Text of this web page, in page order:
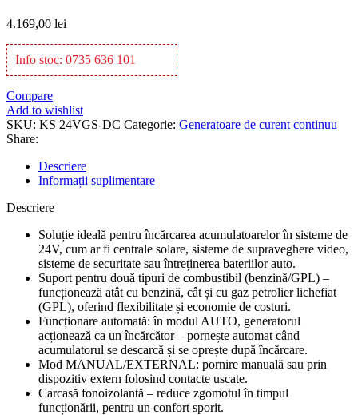
4.169,00 lei
Info stoc: 0735 636 101
Compare
Add to wishlist
SKU: KS 24VGS-DC Categorie: Generatoare de curent continuu
Share:
Descriere
Informații suplimentare
Descriere
Soluție ideală pentru încărcarea acumulatoarelor în sisteme de
24V, cum ar fi centrale solare, sisteme de supraveghere video,
sisteme de securitate sau întreținerea bateriilor auto.
Suport pentru două tipuri de combustibil (benzină/GPL) –
funcționează atât cu benzină, cât și cu gaz petrolier lichefiat
(GPL), oferind flexibilitate și economie de costuri.
Funcționare automată: în modul AUTO, generatorul
acționează ca un încărcător – pornește automat când
acumulatorul se descarcă și se oprește după încărcare.
Mod MANUAL/EXTERNAL: pornire manuală sau prin
dispozitiv extern folosind contacte uscate.
Carcasă fonoizolantă – reduce zgomotul în timpul
funcționării, pentru un confort sporit.